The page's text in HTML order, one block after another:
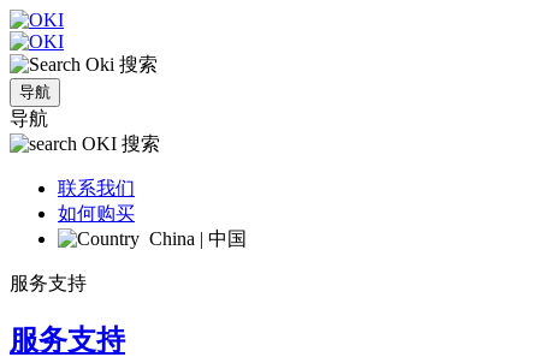
搜索
导航
导航
搜索
联系我们
如何购买
China | 中国
服务支持
服务支持